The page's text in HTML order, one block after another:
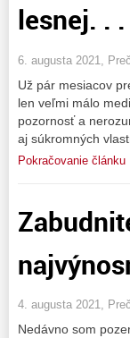
lesnej. . .
6. augusta 2021,
Už pár mesiacov
len veľmi málo
pozornosť a
aj súkromných
Pokračovanie článku
4. augusta 2021,
Nedávno som